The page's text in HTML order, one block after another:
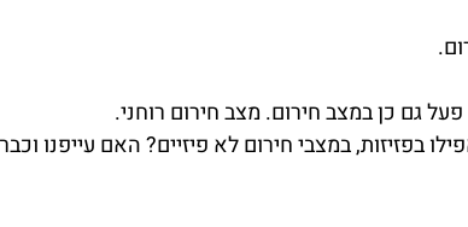
גם כן במצב חירום. מצב חירום רוחני.
בפזיזות, במצבי חירום לא פיזיים? האם עייפנו וכבר